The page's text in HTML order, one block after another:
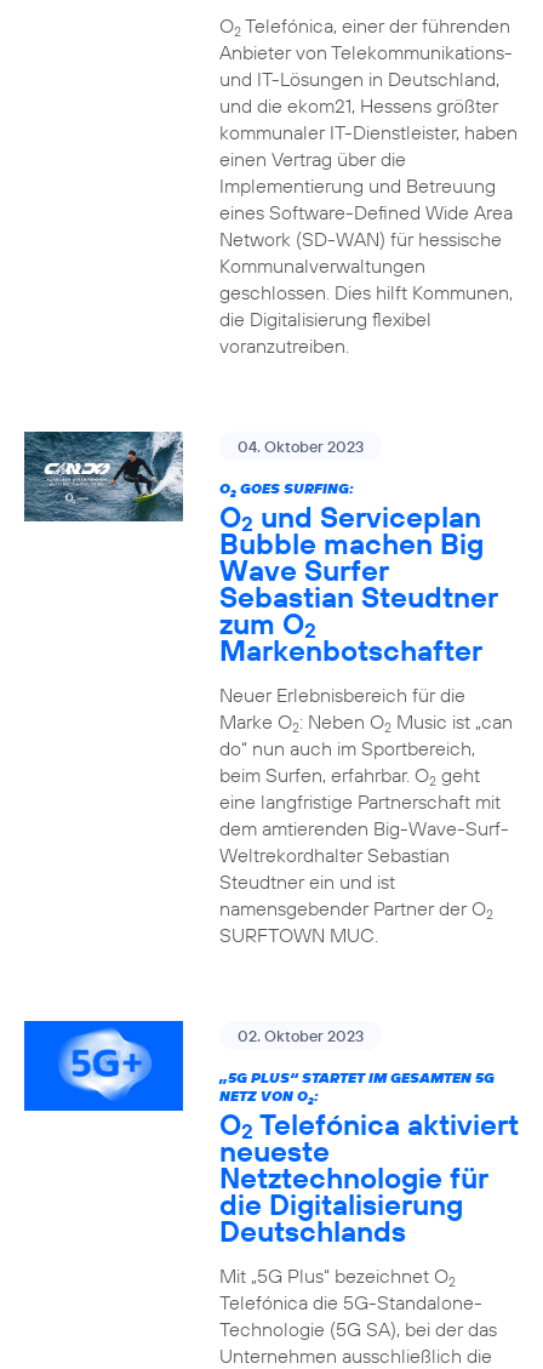
O2Telefónica, einer der führenden
Anbieter von Telekommunikations-
und IT-Lösungen in Deutschland,
und die ekom21, Hessens größter
kommunaler IT-Dienstleister, haben
einen Vertrag über die
Implementierung und Betreuung
eines Software-Defined Wide Area
Network (SD-WAN) für hessische
Kommunalverwaltungen
geschlossen. Dies hilft Kommunen,
die Digitalisierung flexibel
voranzutreiben.
04. Oktober 2023
O2GOES SURFING:
O2 und Serviceplan
Bubble machen Big
Wave Surfer
Sebastian Steudtner
zum O2
Markenbotschafter
Neuer Erlebnisbereich für die
Marke O2: Neben O2Music ist „can
do“ nun auch im Sportbereich,
beim Surfen, erfahrbar. O2geht
eine langfristige Partnerschaft mit
dem amtierenden Big-Wave-Surf-
Weltrekordhalter Sebastian
Steudtner ein und ist
namensgebender Partner der O2
SURFTOWN MUC.
02. Oktober 2023
„5G PLUS“ STARTET IM GESAMTEN 5G
NETZ VON O2:
O2 Telefónica aktiviert
neueste
Netztechnologie für
die Digitalisierung
Deutschlands
Mit „5G Plus“ bezeichnet O2
Telefónica die 5G-Standalone-
Technologie (5G SA), bei der das
Unternehmen ausschließlich die